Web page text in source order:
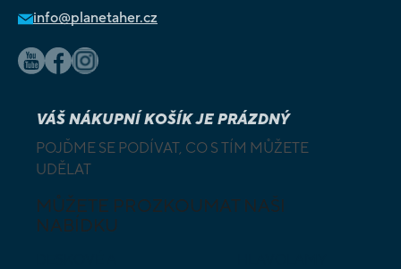
info@planetaher.cz
VÁŠ NÁKUPNÍ KOŠÍK JE PRÁZDNÝ
POJĎME SE PODÍVAT, CO S TÍM MŮŽETE
UDĚLAT
MŮŽETE PROZKOUMAT NAŠI
NABÍDKU